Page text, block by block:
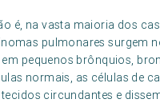
é, na vasta maioria dos
pulmonares surgem
pequenos brônquios,
normais, as células de
circundantes e